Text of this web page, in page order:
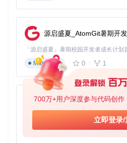
700万+用户深度参与代码创作
立即登录/
数据解析引擎
内置基于BeautifulSoup的智能解析
故障排除与问题突破
网络连接异常
问题现象 ：采集过程中频繁出现连
根本原因 ：网络波动或目标服务
解决方案：启用工具的网络自适
自动调整请求间隔
数据字段缺失
：部分视频缺少弹幕数
源启盛夏_AtomGit暑期开
Markdown
0 1
py-xiaozhi
Python
0 1